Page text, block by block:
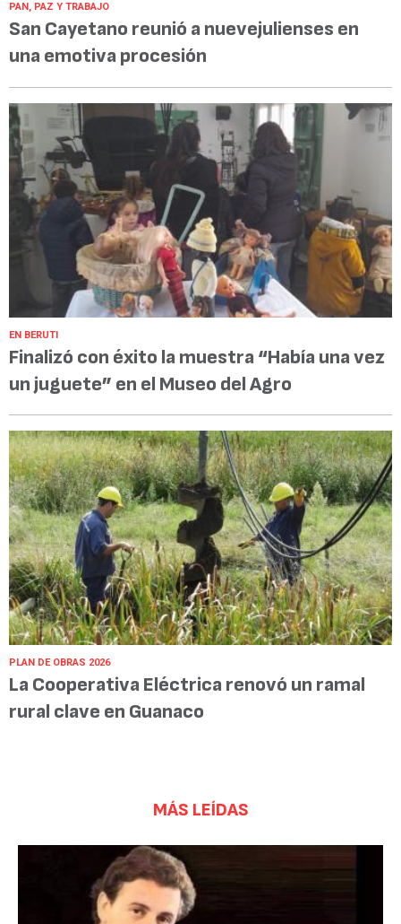
PAN, PAZ Y TRABAJO
San Cayetano reunió a nuevejulienses en
una emotiva procesión
EN BERUTI
Finalizó con éxito la muestra “Había una vez
un juguete” en el Museo del Agro
PLAN DE OBRAS 2026
La Cooperativa Eléctrica renovó un ramal
rural clave en Guanaco
MÁS LEÍDAS